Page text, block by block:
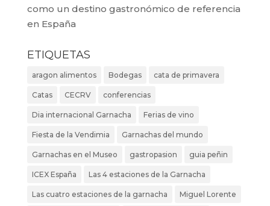
como un destino gastronómico de referencia
en España
ETIQUETAS
aragon alimentos Bodegas cata de primavera
Catas CECRV conferencias
Dia internacional Garnacha Ferias de vino
Fiesta de la Vendimia Garnachas del mundo
Garnachas en el Museo gastropasion guia peñin
ICEX España Las 4 estaciones de la Garnacha
Las cuatro estaciones de la garnacha Miguel Lorente